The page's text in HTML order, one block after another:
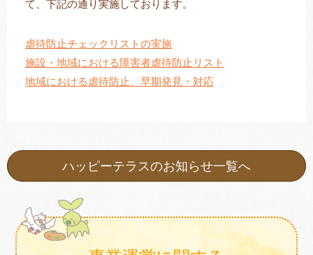
て、下記の通り実施しております。
虐待防止チェックリストの実施
施設・地域における障害者虐待防止リスト
地域における虐待防止、早期発見・対応
ハッピーテラスのお知らせ一覧へ